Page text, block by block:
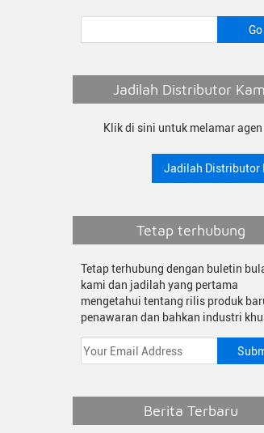
Jadilah Distributor
Klik di sini untuk melamar agen
Jadilah Distributor
Tetap terhubung
Tetap terhubung dengan buletin
kami dan jadilah yang pertama
mengetahui tentang rilis produk
penawaran dan bahkan industri
Berita Terbaru